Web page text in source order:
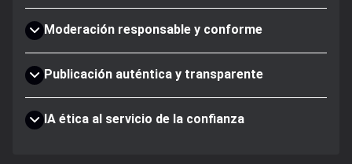
Moderación responsable y conforme
Publicación auténtica y transparente
IA ética al servicio de la confianza